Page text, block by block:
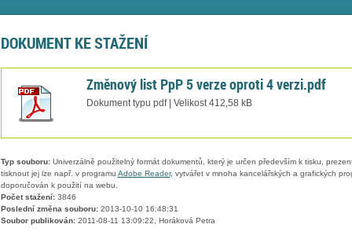
DOKUMENT KE STAŽENÍ
Změnový list PpP 5 verze oproti 4 verzi.pdf
Dokument typu pdf | Velikost 412,58 kB
Typ souboru:Univerzálně použitelný formát dokumentů, který je určen především k tisku,
tisknout jej lze např. v programu Adobe Reader, vytvářet v mnoha kancelářských a grafických
doporučován k použití na webu.
Počet stažení:3846
Poslední změna souboru:2013-10-10 16:48:31
Soubor publikován:2011-08-11 13:09:22, Horáková Petra